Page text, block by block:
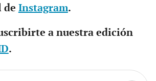
de Instagram.
a nuestra edición
.